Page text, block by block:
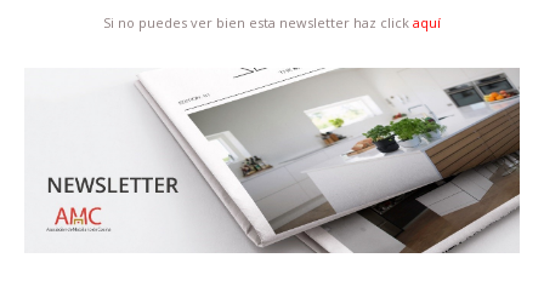
Si no puedes ver bien esta newsletter haz click aquí